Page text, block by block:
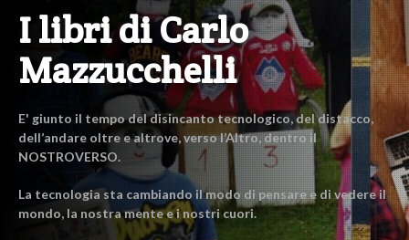
I libri di Carlo
Mazzucchelli
E' giunto il tempo del disincanto tecnologico, del distacco,
dell’andare oltre e altrove, verso l’Altro, dentro il
NOSTROVERSO.
La tecnologia sta cambiando il modo di pensare e di vedere il
mondo, la nostra mente e i nostri cuori.